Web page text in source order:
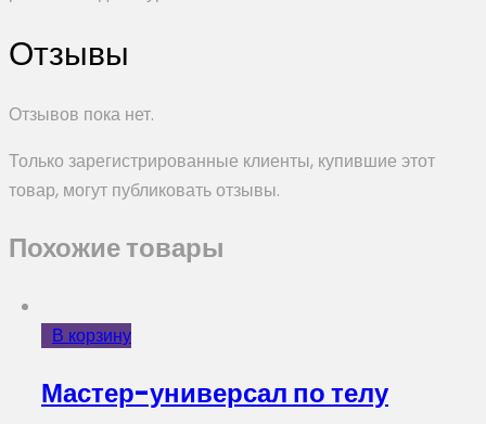
Отзывы
Отзывов пока нет.
Только зарегистрированные клиенты, купившие этот
товар, могут публиковать отзывы.
Похожие товары
В корзину
Мастер-универсал по телу